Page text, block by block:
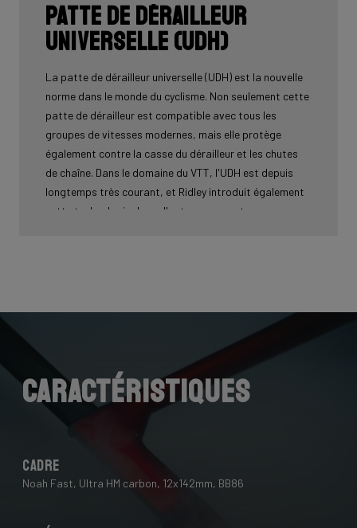
Patte de dérailleur
universelle (UDH)
La patte de dérailleur universelle (UDH) est la nouvelle
norme dans le monde du cyclisme. Non seulement cette
patte de dérailleur est compatible avec tous les
groupes de vitesses modernes, mais elle protège
également contre la casse du dérailleur et les chutes
de chaîne. Dans le domaine du VTT, l'UDH est depuis
longtemps très courant, et Ridley introduit également
cette technologie dans d'autres segments.
Caractéristiques
Cadre
Noah Fast, Ultra HM carbon, 12x142mm, BB86